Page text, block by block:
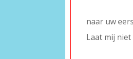
naar uw
Laat mij niet